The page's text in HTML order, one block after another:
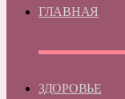
ГЛАВНАЯ
ЗДОРОВЬЕ